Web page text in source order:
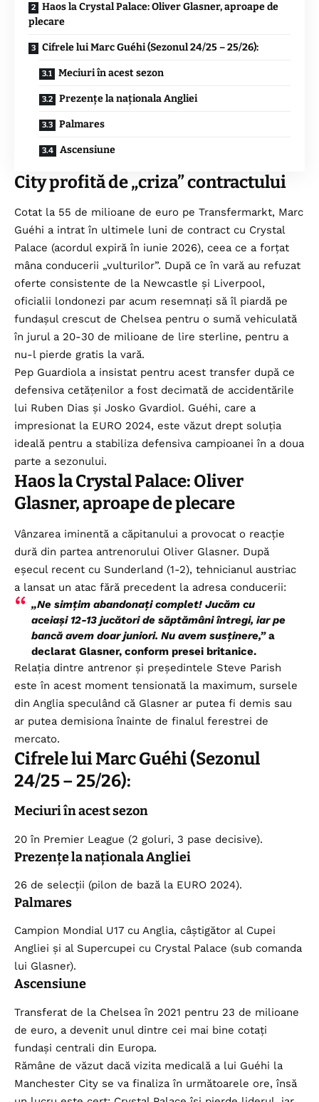
Haos la Crystal Palace: Oliver Glasner, aproape de
plecare
Cifrele lui Marc Guéhi (Sezonul 24/25 – 25/26):
Meciuri în acest sezon
Prezențe la naționala Angliei
Palmares
Ascensiune
Cityprofită de „criza” contractului
Cotat la 55 de milioane de euro pe Transfermarkt, Marc
Guéhi a intrat în ultimele luni de contract cu Crystal
Palace (acordul expiră în iunie 2026), ceea ce a forțat
mâna conducerii „vulturilor”. După ce în vară au refuzat
oferte consistente de la Newcastle și Liverpool,
oficialii londonezi par acum resemnați să îl piardă pe
fundașul crescut de Chelsea pentru o sumă vehiculată
în jurul a 20-30 de milioane de lire sterline, pentru a
nu-l pierde gratis la vară.
Pep Guardiola a insistat pentru acest transfer după ce
defensiva cetățenilor a fost decimată de accidentările
lui Ruben Dias și Josko Gvardiol. Guéhi, care a
impresionat la EURO 2024, este văzut drept soluția
ideală pentru a stabiliza defensiva campioanei în a doua
parte a sezonului.
Haos la Crystal Palace: Oliver
Glasner, aproape de plecare
Vânzarea iminentă a căpitanului a provocat o reacție
dură din partea antrenorului Oliver Glasner. După
eșecul recent cu Sunderland (1-2), tehnicianul austriac
a lansat un atac fără precedent la adresa conducerii:
„Ne simțim abandonați complet! Jucăm cu
aceiași 12-13 jucători de săptămâni întregi, iar pe
bancă avem doar juniori. Nu avem susținere,”a
declarat Glasner, conform presei britanice.
Relația dintre antrenor și președintele Steve Parish
este în acest moment tensionată la maximum, sursele
din Anglia speculând că Glasner ar putea fi demis sau
ar putea demisiona înainte de finalul ferestrei de
mercato.
Cifrele lui Marc Guéhi (Sezonul
24/25 – 25/26):
Meciuri în acest sezon
20 în Premier League (2 goluri, 3 pase decisive).
Prezențe la naționala Angliei
26 de selecții (pilon de bază la EURO 2024).
Palmares
Campion Mondial U17 cu Anglia, câștigător al Cupei
Angliei și al Supercupei cu Crystal Palace (sub comanda
lui Glasner).
Ascensiune
Transferat de la Chelsea în 2021 pentru 23 de milioane
de euro, a devenit unul dintre cei mai bine cotați
fundași centrali din Europa.
Rămâne de văzut dacă vizita medicală a lui Guéhi la
Manchester City se va finaliza în următoarele ore, însă